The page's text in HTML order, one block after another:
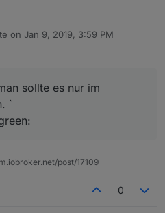
on Jan 9, 2019, 3:59 PM
by
sollte es nur im
`
post/17109
0